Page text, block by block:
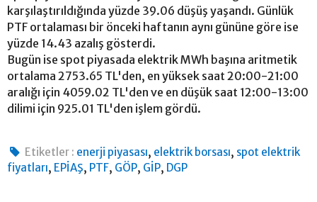
karşılaştırıldığında yüzde 39.06 düşüş yaşandı. Günlük
PTF ortalaması bir önceki haftanın aynı gününe göre ise
yüzde 14.43 azalış gösterdi.
Bugün ise spot piyasada elektrik MWh başına aritmetik
ortalama 2753.65 TL'den, en yüksek saat 20:00-21:00
aralığı için 4059.02 TL'den ve en düşük saat 12:00-13:00
dilimi için 925.01 TL'den işlem gördü.
Etiketler : enerji piyasası, elektrik borsası, spot elektrik
fiyatları, EPİAŞ, PTF, GÖP, GİP, DGP